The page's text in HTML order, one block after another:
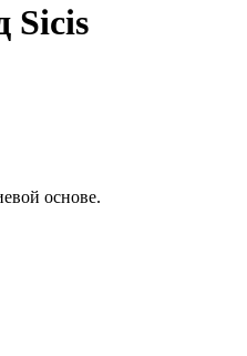
Sicis
основе.